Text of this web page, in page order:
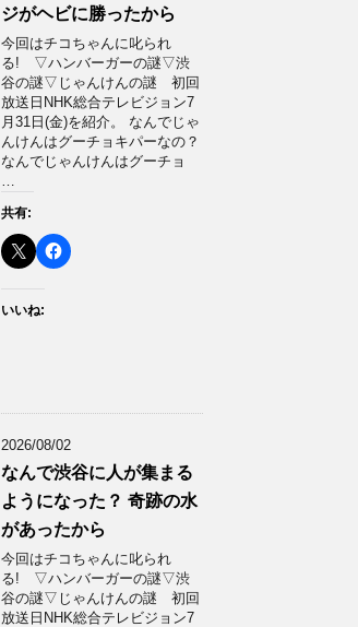
ジがヘビに勝ったから
今回はチコちゃんに叱られ
る! ▽ハンバーガーの謎▽渋
谷の謎▽じゃんけんの謎 初回
放送日NHK総合テレビジョン7
月31日(金)を紹介。 なんでじゃ
んけんはグーチョキパーなの？
なんでじゃんけんはグーチョ
…
共有:
いいね:
2026/08/02
なんで渋谷に人が集まる
ようになった？ 奇跡の水
があったから
今回はチコちゃんに叱られ
る! ▽ハンバーガーの謎▽渋
谷の謎▽じゃんけんの謎 初回
放送日NHK総合テレビジョン7